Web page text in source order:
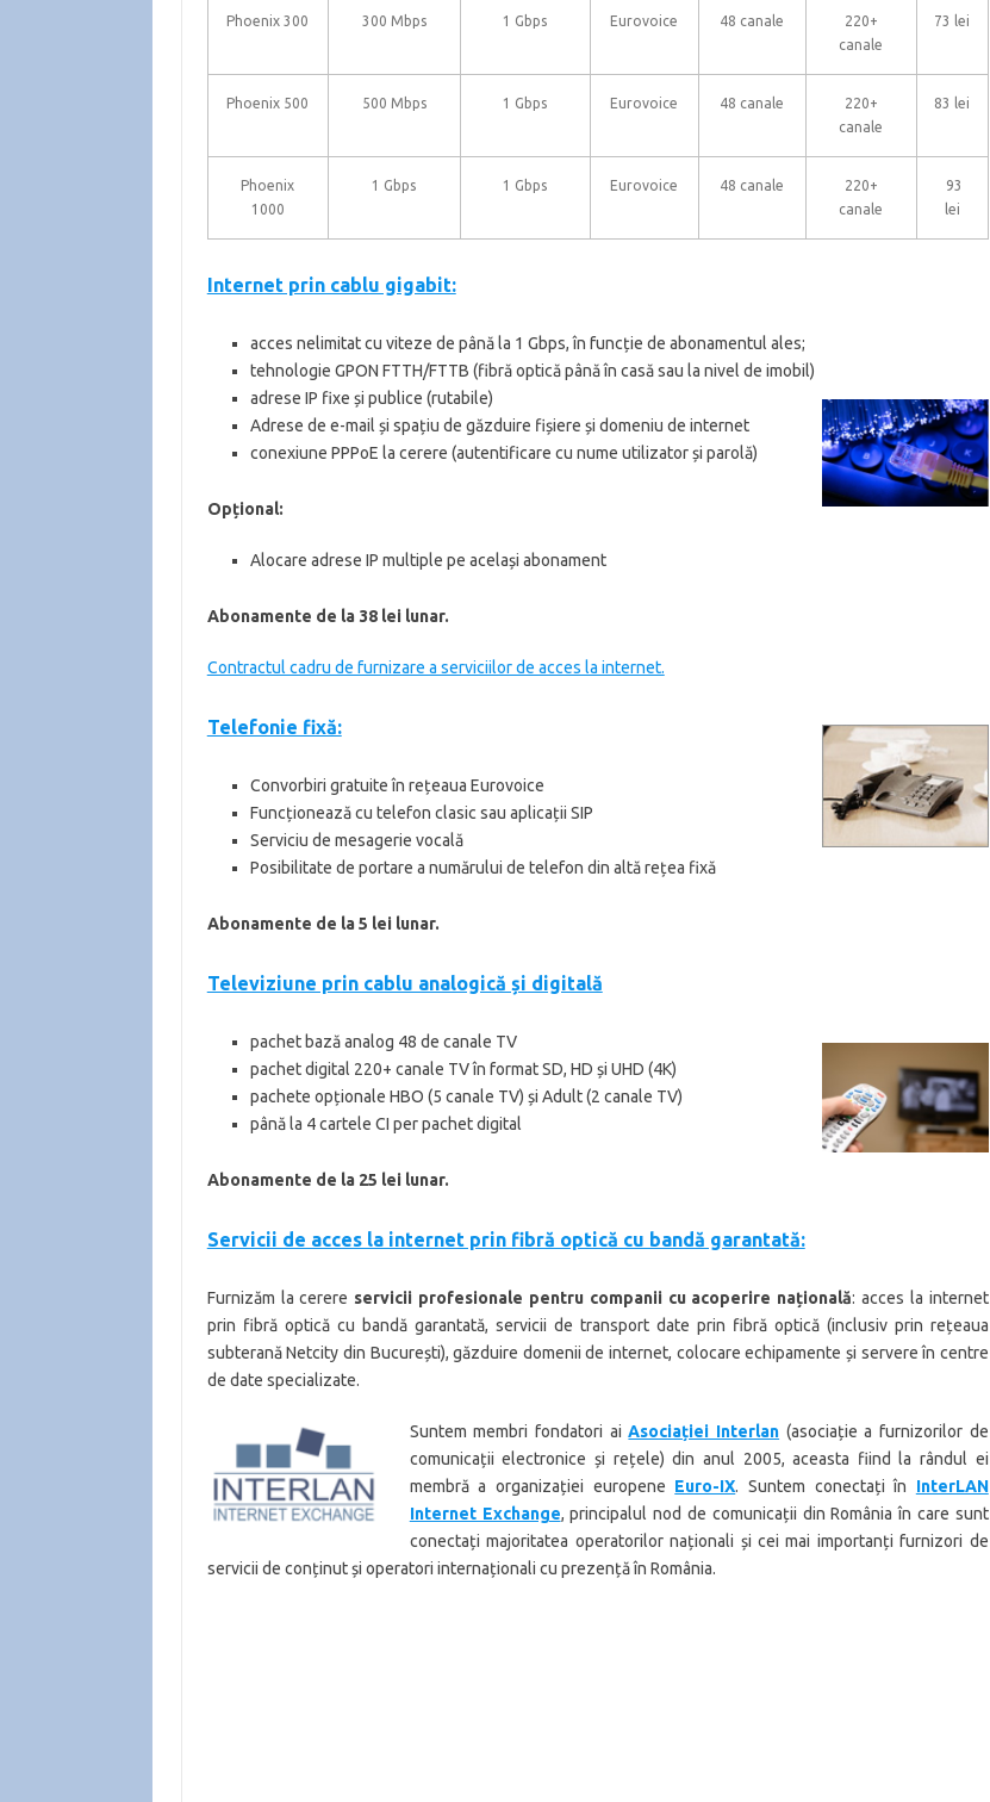
Phoenix 300 300 Mbps 1 Gbps Eurovoice 48 canale
220+
canale
73 lei
Phoenix 500 500 Mbps 1 Gbps Eurovoice 48 canale
220+
canale
83 lei
Phoenix
1000
1 Gbps 1 Gbps Eurovoice 48 canale
220+
canale
93
lei
Internet prin cablu gigabit:
acces nelimitat cu viteze de până la 1 Gbps, în funcție de abonamentul ales;
tehnologie GPON FTTH/FTTB (fibră optică până în casă sau la nivel de imobil)
adrese IP fixe și publice (rutabile)
Adrese de e-mail și spațiu de găzduire fișiere și domeniu de internet
conexiune PPPoE la cerere (autentificare cu nume utilizator și parolă)
Opțional:
Alocare adrese IP multiple pe același abonament
Abonamente de la 38 lei lunar.
Contractul cadru de furnizare a serviciilor de acces la internet.
Telefonie fixă:
Convorbiri gratuite în rețeaua Eurovoice
Funcționează cu telefon clasic sau aplicații SIP
Serviciu de mesagerie vocală
Posibilitate de portare a numărului de telefon din altă rețea fixă
Abonamente de la 5 lei lunar.
Televiziune prin cablu analogică și digitală
pachet bază analog 48 de canale TV
pachet digital 220+ canale TV în format SD, HD și UHD (4K)
pachete opționale HBO (5 canale TV) și Adult (2 canale TV)
până la 4 cartele CI per pachet digital
Abonamente de la 25 lei lunar.
Servicii de acces la internet prin fibră optică cu bandă garantată:
Furnizăm la cerere servicii profesionale pentru companii cu acoperire națională: acces la internet
prin fibră optică cu bandă garantată, servicii de transport date prin fibră optică (inclusiv prin rețeaua
subterană Netcity din București), găzduire domenii de internet, colocare echipamente și servere în centre
de date specializate.
Suntem membri fondatori aiAsociației Interlan (asociație a furnizorilor de
comunicații electronice și rețele) din anul 2005, aceasta fiind la rândul ei
membră a organizației europene Euro-IX. Suntem conectați în InterLAN
Internet Exchange, principalul nod de comunicații din România în care sunt
conectați majoritatea operatorilor naționali și cei mai importanți furnizori de
servicii de conținut și operatori internaționali cu prezență în România.